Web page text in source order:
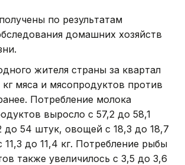
по результатам
домашних хозяйств
жителя страны за квартал
мяса и мясопродуктов против
Потребление молока
выросло с 57,2 до 58,1
до 54 штук, овощей с 18,3 до 18,7
11,3 до 11,4 кг. Потребление рыбы
также увеличилось с 3,5 до 3,6